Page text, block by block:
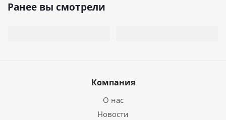
Ранее вы смотрели
Компания
О нас
Новости